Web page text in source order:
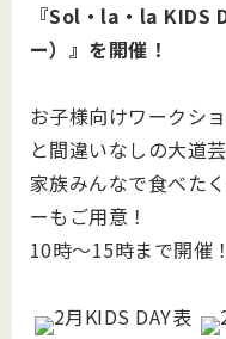
『Sol・la・la KIDS
ー）』を開催！
お子様向けワークシ
と間違いなしの大道
家族みんなで食べた
ーもご用意！
10時～15時まで開催！